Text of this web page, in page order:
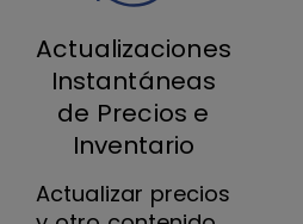
Actualizaciones
Instantáneas
de Precios e
Inventario
Actualizar precios